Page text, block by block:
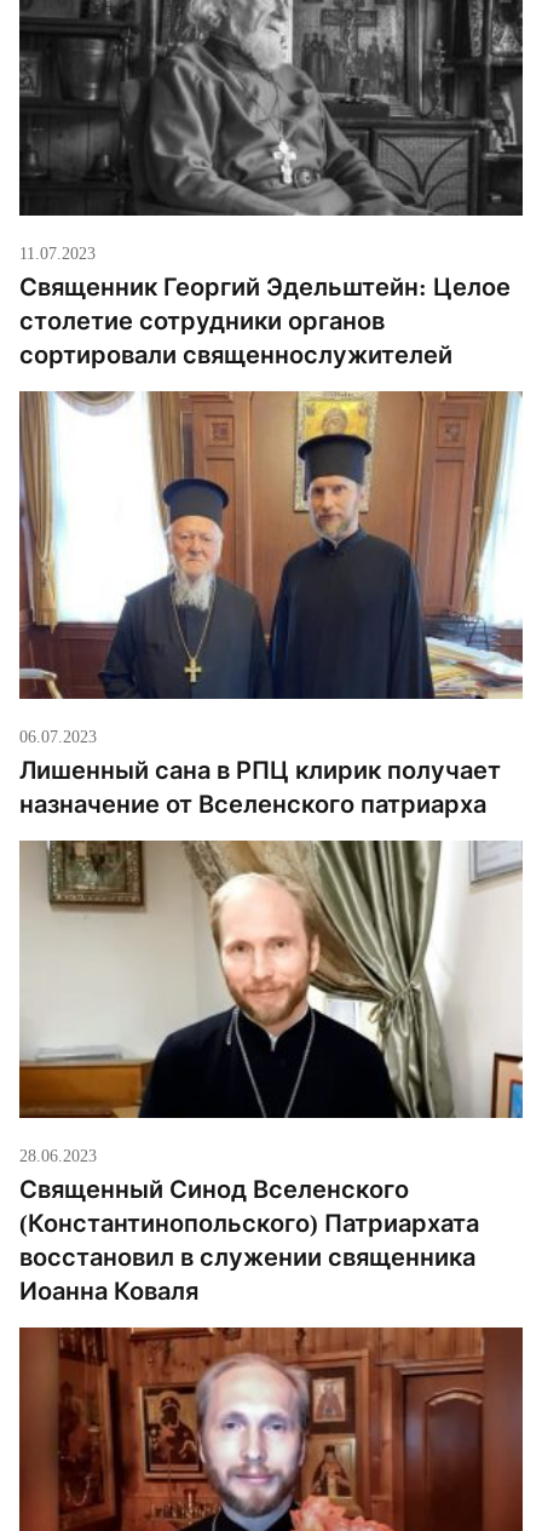
11.07.2023
Священник Георгий Эдельштейн: Целое
столетие сотрудники органов
сортировали священнослужителей
06.07.2023
Лишенный сана в РПЦ клирик получает
назначение от Вселенского патриарха
28.06.2023
Священный Синод Вселенского
(Константинопольского) Патриархата
восстановил в служении священника
Иоанна Коваля